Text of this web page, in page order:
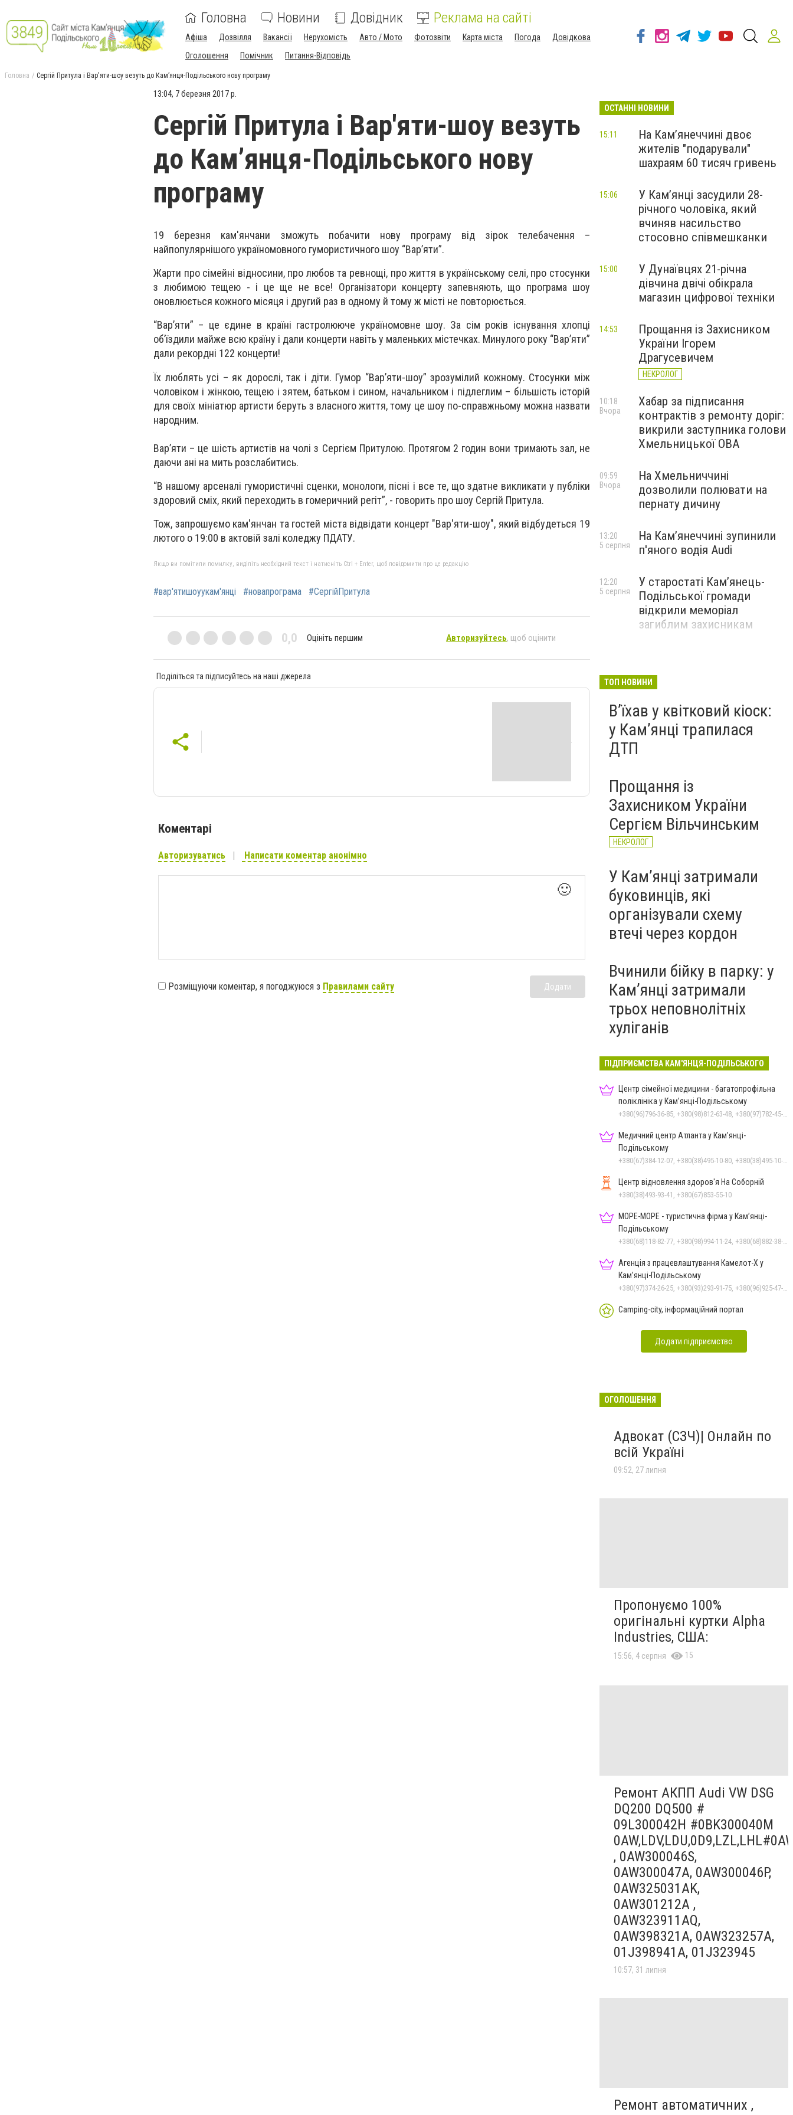
Головна Новини Довідник Реклама на сайті
Афіша Дозвілля Вакансії Нерухомість Авто / Мото Фотозвіти Карта міста Погода
Довідкова
Оголошення
Помічник Питання-Відповідь
Головна Сергій Притула і Вар'яти-шоу везуть до Кам’янця-Подільського нову програму
13:04, 7 березня 2017 р.
Сергій Притула і Вар'яти-шоу везуть
до Кам’янця-Подільського нову
програму
19 березня кам'янчани зможуть побачити нову програму від зірок телебачення –
найпопулярнішого україномовного гумористичного шоу “Вар’яти”.
Жарти про сімейні відносини, про любов та ревнощі, про життя в українському селі, про стосунки
з любимою тещею - і це ще не все! Організатори концерту запевняють, що програма шоу
оновлюється кожного місяця і другий раз в одному й тому ж місті не повторюється.
“Вар’яти” – це єдине в країні гастролююче україномовне шоу. За сім років існування хлопці
об’їздили майже всю країну і дали концерти навіть у маленьких містечках. Минулого року “Вар’яти”
дали рекордні 122 концерти!
Їх люблять усі – як дорослі, так і діти. Гумор “Вар’яти-шоу” зрозумілий кожному. Стосунки між
чоловіком і жінкою, тещею і зятем, батьком і сином, начальником і підлеглим – більшість історій
для своїх мініатюр артисти беруть з власного життя, тому це шоу по-справжньому можна назвати
народним.
Вар’яти – це шість артистів на чолі з Сергієм Притулою. Протягом 2 годин вони тримають зал, не
даючи ані на мить розслабитись.
“В нашому арсеналі гумористичні сценки, монологи, пісні і все те, що здатне викликати у публіки
здоровий сміх, який переходить в гомеричний регіт”, - говорить про шоу Сергій Притула.
Тож, запрошуємо кам'янчан та гостей міста відвідати концерт "Вар'яти-шоу", який відбудеться 19
лютого о 19:00 в актовій залі коледжу ПДАТУ.
Якщо ви помітили помилку, виділіть необхідний текст і натисніть Ctrl + Enter, щоб повідомити про це редакцію
#вар'ятишоуукам'янці #новапрограма #СергійПритула
0,0 Оцініть першим Авторизуйтесь, щоб оцінити
Поділіться та підписуйтесь на наші джерела
Коментарі
Авторизуватись Написати коментар анонімно
🙂
Розміщуючи коментар, я погоджуюся з Правилами сайту Додати
ОСТАННІ НОВИНИ
На Камʼянеччині двоє
жителів "подарували"
шахраям 60 тисяч гривень
15:11
У Камʼянці засудили 28-
річного чоловіка, який
вчиняв насильство
стосовно співмешканки
15:06
У Дунаївцях 21-річна
дівчина двічі обікрала
магазин цифрової техніки
15:00
Прощання із Захисником
України Ігорем
Драгусевичем
НЕКРОЛОГ
14:53
Хабар за підписання
контрактів з ремонту доріг:
викрили заступника голови
Хмельницької ОВА
10:18
Вчора
На Хмельниччині
дозволили полювати на
пернату дичину
09:59
Вчора
На Камʼянеччині зупинили
п'яного водія Audi
13:20
5 серпня
У старостаті Кам’янець-
Подільської громади
відкрили меморіал
загиблим захисникам
12:20
5 серпня
ТОП НОВИНИ
Вʼїхав у квітковий кіоск:
у Камʼянці трапилася
ДТП
Прощання із
Захисником України
Сергієм Вільчинським
НЕКРОЛОГ
У Кам’янці затримали
буковинців, які
організували схему
втечі через кордон
Вчинили бійку в парку: у
Кам’янці затримали
трьох неповнолітніх
хуліганів
ПІДПРИЄМСТВА КАМ'ЯНЦЯ-ПОДІЛЬСЬКОГО
Центр сімейної медицини - багатопрофільна
поліклініка у Кам’янці-Подільському
+380(96)796-36-85, +380(98)812-63-48, +380(97)782-45-70
Медичний центр Атланта у Кам’янці-
Подільському
+380(67)384-12-07, +380(38)495-10-80, +380(38)495-10-70
Центр відновлення здоров'я На Соборній
+380(38)493-93-41, +380(67)853-55-10
МОРЕ-МОРЕ - туристична фірма у Кам’янці-
Подільському
+380(68)118-82-77, +380(98)994-11-24, +380(68)882-38-28
Агенція з працевлаштування Камелот-Х у
Кам’янці-Подільському
+380(97)374-26-25, +380(93)293-91-75, +380(96)925-47-71, +380(73)327-54-83
Camping-city, інформаційний портал
Додати підприємство
ОГОЛОШЕННЯ
Адвокат (СЗЧ)| Онлайн по
всій Україні
09:52, 27 липня
Пропонуємо 100%
оригінальні куртки Alpha
Industries, США:
15:56, 4 серпня 15
Ремонт АКПП Audi VW DSG
DQ200 DQ500 #
09L300042H #0BK300040M
, 0AW300046S,
0AW300047A, 0AW300046P,
0AW325031AK,
0AW301212A ,
0AW323911AQ,
0AW398321A, 0AW323257A,
01J398941A, 01J323945
10:57, 31 липня
Ремонт автоматичних ,